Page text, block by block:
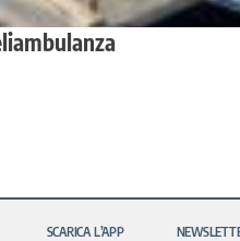
SCARICA L’APP